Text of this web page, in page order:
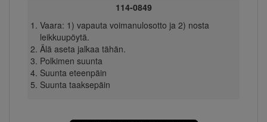
114-0849
Vaara: 1) vapauta voimanulosotto ja 2) nosta
leikkuupöytä.
Älä aseta jalkaa tähän.
Polkimen suunta
Suunta eteenpäin
Suunta taaksepäin